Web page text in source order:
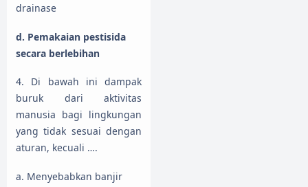
drainase
d. Pemakaian pestisida
secara berlebihan
4. Di bawah ini dampak
buruk dari aktivitas
manusia bagi lingkungan
yang tidak sesuai dengan
aturan, kecuali ….
a. Menyebabkan banjir